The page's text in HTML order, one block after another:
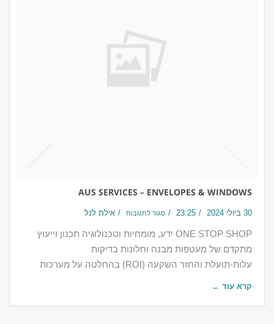
AUS SERVICES – ENVELOPES & WINDOWS
30 ביולי 2024 23:25 סגור לתגובות אילת לנל
ONE STOP SHOP ידע, מומחיות וטכנולוגיה תכנון וייעוץ
מתקדם של מעטפות מבנה וחלונות בדיקות
עלות-תועלת והחזר השקעה (ROI) בהחלטה על מערכות
קרא עוד ←